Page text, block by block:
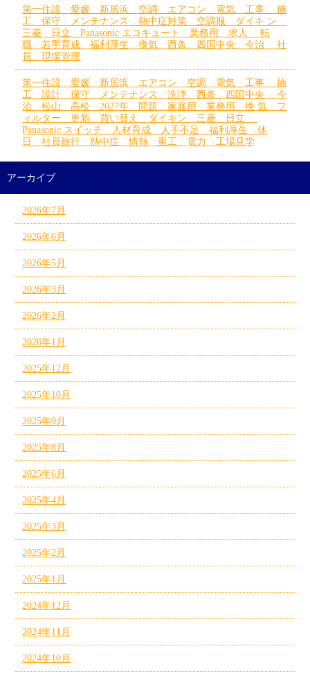
第一住設 愛媛 新居浜 空調 エアコン 電気 工事 施
工 保守 メンテナンス 熱中症対策 空調服 ダイキ ン
三菱 日立 Panasonic エコキュート 業務用 求人 転
職 若手育成 福利厚生 換気 西条 四国中央 今治 社
員 現場管理
第一住設 愛媛 新居浜 エアコン 空調 電気 工事 施
工 設計 保守 メンテナンス 洗浄 西条 四国中央 今
治 松山 高松 2027年 問題 家庭用 業務用 換 気 フ
ィルター 更新 買い替え ダイキン 三菱 日立
Panasonic スイッチ 人材育成 人手不足 福利厚生 休
日 社員旅行 熱中症 情熱 重工 電力 工場見学
アーカイブ
2026年7月
2026年6月
2026年5月
2026年3月
2026年2月
2026年1月
2025年12月
2025年10月
2025年9月
2025年8月
2025年6月
2025年4月
2025年3月
2025年2月
2025年1月
2024年12月
2024年11月
2024年10月